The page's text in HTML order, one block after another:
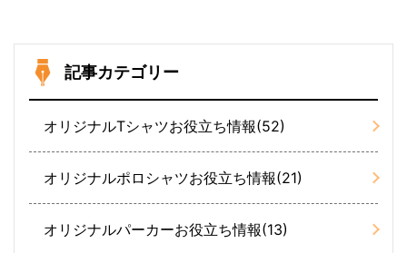
記事カテゴリー
オリジナルTシャツお役立ち情報(52)
オリジナルポロシャツお役立ち情報(21)
オリジナルパーカーお役立ち情報(13)